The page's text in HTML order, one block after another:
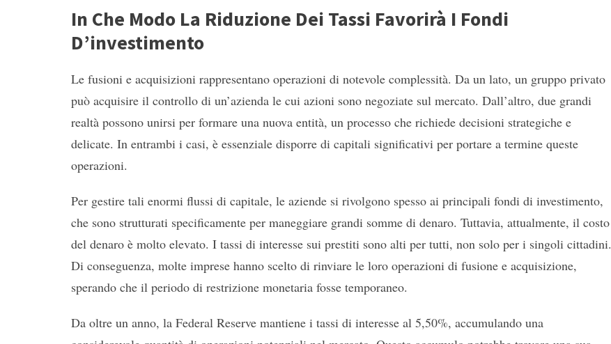
In Che Modo La Riduzione Dei Tassi Favorirà I Fondi
D’investimento
Le fusioni e acquisizioni rappresentano operazioni di notevole complessità. Da un lato, un gruppo privato
può acquisire il controllo di un’azienda le cui azioni sono negoziate sul mercato. Dall’altro, due grandi
realtà possono unirsi per formare una nuova entità, un processo che richiede decisioni strategiche e
delicate. In entrambi i casi, è essenziale disporre di capitali significativi per portare a termine queste
operazioni.
Per gestire tali enormi flussi di capitale, le aziende si rivolgono spesso ai principali fondi di investimento,
che sono strutturati specificamente per maneggiare grandi somme di denaro. Tuttavia, attualmente, il costo
del denaro è molto elevato. I tassi di interesse sui prestiti sono alti per tutti, non solo per i singoli cittadini.
Di conseguenza, molte imprese hanno scelto di rinviare le loro operazioni di fusione e acquisizione,
sperando che il periodo di restrizione monetaria fosse temporaneo.
Da oltre un anno, la Federal Reserve mantiene i tassi di interesse al 5,50%, accumulando una